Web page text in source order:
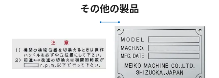
その他の製品